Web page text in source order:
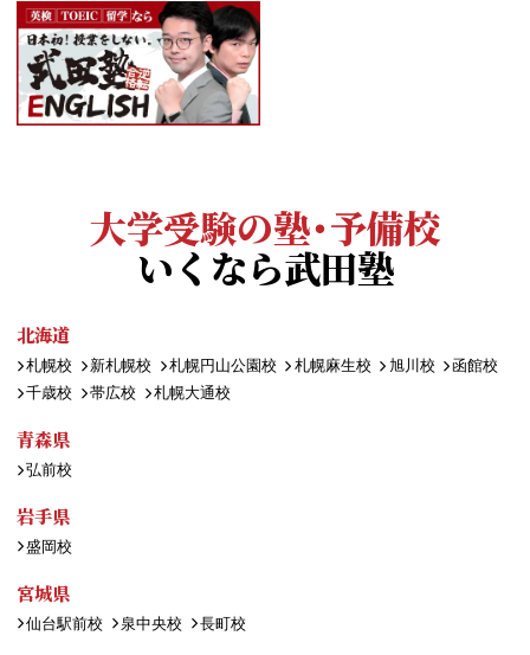
大学受験の塾・予備校
いくなら武田塾
北海道
札幌校 新札幌校 札幌円山公園校 札幌麻生校 旭川校
函館校
千歳校
帯広校 札幌大通校
青森県
弘前校
岩手県
盛岡校
宮城県
仙台駅前校 泉中央校 長町校